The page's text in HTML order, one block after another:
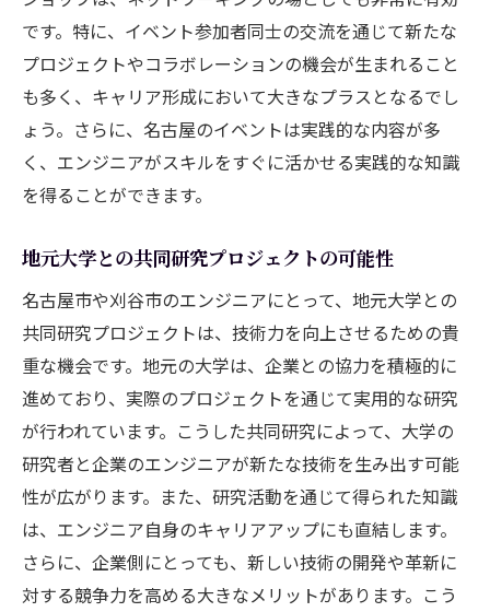
です。特に、イベント参加者同士の交流を通じて新たな
プロジェクトやコラボレーションの機会が生まれること
も多く、キャリア形成において大きなプラスとなるでし
ょう。さらに、名古屋のイベントは実践的な内容が多
く、エンジニアがスキルをすぐに活かせる実践的な知識
を得ることができます。
地元大学との共同研究プロジェクトの可能性
名古屋市や刈谷市のエンジニアにとって、地元大学との
共同研究プロジェクトは、技術力を向上させるための貴
重な機会です。地元の大学は、企業との協力を積極的に
進めており、実際のプロジェクトを通じて実用的な研究
が行われています。こうした共同研究によって、大学の
研究者と企業のエンジニアが新たな技術を生み出す可能
性が広がります。また、研究活動を通じて得られた知識
は、エンジニア自身のキャリアアップにも直結します。
さらに、企業側にとっても、新しい技術の開発や革新に
対する競争力を高める大きなメリットがあります。こう